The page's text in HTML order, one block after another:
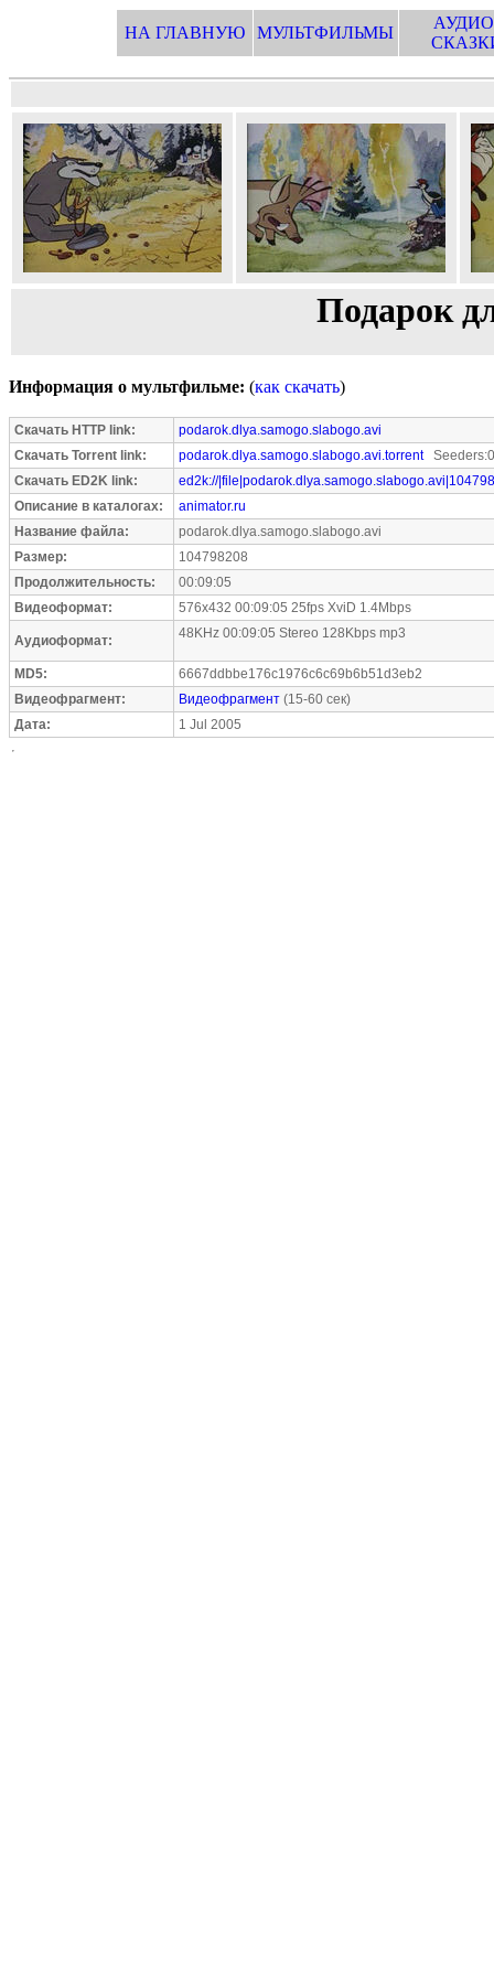
НА ГЛАВНУЮ МУЛЬТФИЛЬМЫ
Подарок
Информация о мультфильме: (как скачать)
Скачать HTTP link:
podarok.dlya.samogo.slabogo.avi
Скачать Torrent link:
podarok.dlya.samogo.slabogo.avi.torrent
Скачать ED2K link:
ed2k://
Описание в каталогах:
animator.ru
Название файла:
podarok.dlya.samogo.slabogo.avi
Размер:
104798208
Продолжительность:
00:09:05
Видеоформат:
576x432 00:09:05 25fps XviD 1.4Mbps
Аудиоформат: 48KHz 00:09:05 Stereo 128Kbps mp3
MD5:
6667ddbbe176c1976c6c69b6b51d3eb2
Видеофрагмент:
Видеофрагмент (15-60 сек)
Дата:
1 Jul 2005